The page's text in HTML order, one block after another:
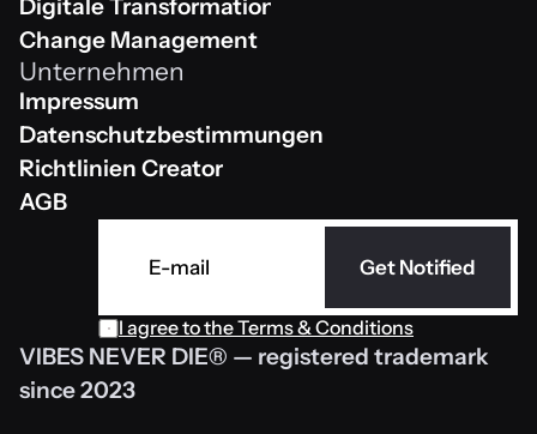
Digitale Transformation
Digitale Transformation
Change Management
Change Management
Unternehmen
Impressum
Impressum
Datenschutzbestimmungen
Datenschutzbestimmungen
Richtlinien Creator
Richtlinien Creator
AGB
Get Notified
I agree to the Terms & Conditions
VIBES NEVER DIE® — registered trademark
since 2023